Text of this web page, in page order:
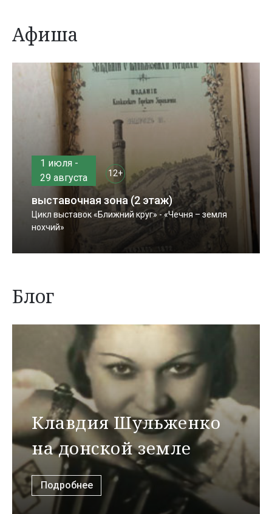
Афиша
1 июля -
29 августа
12+
выставочная зона (2 этаж)
Цикл выставок «Ближний круг» - «Чечня – земля
нохчий»
Блог
Клавдия Шульженко
на донской земле
Подробнее